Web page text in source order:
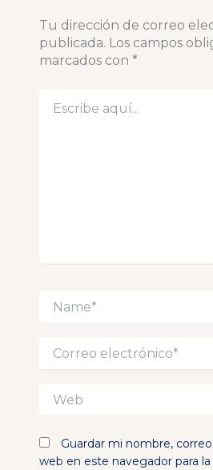
Tu dirección de correo
publicada. Los campos
marcados con *
aquí...
electrónico*
Guardar mi nombre,
web en este navegador para